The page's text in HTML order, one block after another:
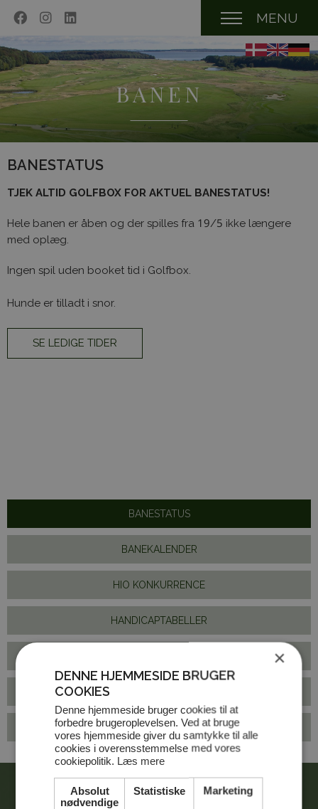
MENU
BANEN
BANESTATUS
TJEK ALTID GOLFBOX FOR AKTUEL BANESTATUS!
Hele banen er åben og der spilles fra 19/5 ikke længere
med oplæg.
Ingen spil uden booket tid i Golfbox.
Hunde er tilladt i snor.
SE LEDIGE TIDER
BANESTATUS
BANEKALENDER
HIO KONKURRENCE
HANDICAPTABELLER
REGLER
OVERSIGT OVER HULLER
×
DENNE HJEMMESIDE BRUGER
COOKIES
Denne hjemmeside bruger cookies til at
forbedre brugeroplevelsen. Ved at bruge
vores hjemmeside giver du samtykke til alle
cookies i overensstemmelse med vores
cookiepolitik. Læs mere
Absolut
nødvendige
Statistiske Marketing